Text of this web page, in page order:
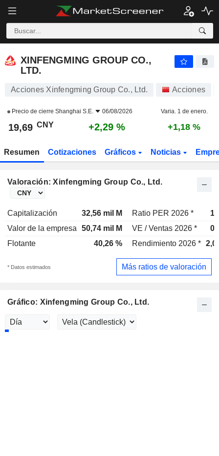
XINFENGMING GROUP CO.,
LTD.
Acciones Xinfengming Group Co., Ltd. Acciones
Precio de cierre Shanghai S.E. 06/08/2026 Varia. 1 de enero.
19,69 CNY +2,29 % +1,18 %
Resumen Cotizaciones Gráficos Noticias
Valoración: Xinfengming Group Co., Ltd.
Capitalización 32,56 mil M Ratio PER 2026 *
Valor de la empresa
50,74 mil M VE / Ventas 2026 *
Flotante
40,26 % Rendimiento 2026 *
* Datos estimados Más ratios de valoración
Gráfico: Xinfengming Group Co., Ltd.